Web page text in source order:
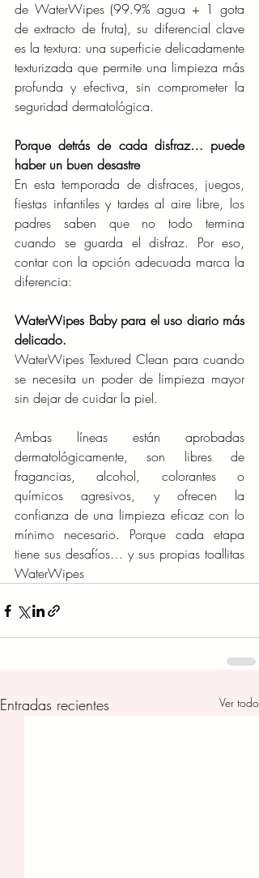
de WaterWipes (99.9% agua + 1 gota
de extracto de fruta), su diferencial clave
es la textura: una superficie delicadamente
texturizada que permite una limpieza más
profunda y efectiva, sin comprometer la
seguridad dermatológica.
Porque detrás de cada disfraz… puede
haber un buen desastre
En esta temporada de disfraces, juegos,
fiestas infantiles y tardes al aire libre, los
padres saben que no todo termina
cuando se guarda el disfraz. Por eso,
contar con la opción adecuada marca la
diferencia:
WaterWipes Baby para el uso diario más
delicado.
WaterWipes Textured Clean para cuando
se necesita un poder de limpieza mayor
sin dejar de cuidar la piel.
Ambas líneas están aprobadas
dermatológicamente, son libres de
fragancias, alcohol, colorantes o
químicos agresivos, y ofrecen la
confianza de una limpieza eficaz con lo
mínimo necesario. Porque cada etapa
tiene sus desafíos… y sus propias toallitas
WaterWipes
Entradas recientes Ver todo